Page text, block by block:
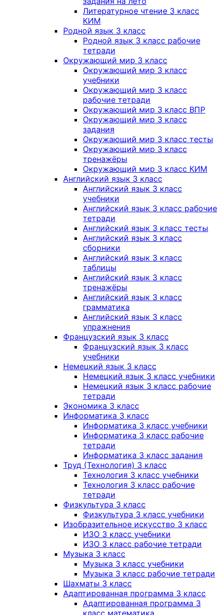
Литературное чтение 3 класс
КИМ
Родной язык 3 класс
Родной язык 3 класс рабочие
тетради
Окружающий мир 3 класс
Окружающий мир 3 класс
учебники
Окружающий мир 3 класс
рабочие тетради
Окружающий мир 3 класс ВПР
Окружающий мир 3 класс
задания
Окружающий мир 3 класс тесты
Окружающий мир 3 класс
тренажёры
Окружающий мир 3 класс КИМ
Английский язык 3 класс
Английский язык 3 класс
учебники
Английский язык 3 класс рабочие
тетради
Английский язык 3 класс тесты
Английский язык 3 класс
сборники
Английский язык 3 класс
таблицы
Английский язык 3 класс
тренажёры
Английский язык 3 класс
грамматика
Английский язык 3 класс
упражнения
Французский язык 3 класс
Французский язык 3 класс
учебники
Немецкий язык 3 класс
Немецкий язык 3 класс учебники
Немецкий язык 3 класс рабочие
тетради
Экономика 3 класс
Информатика 3 класс
Информатика 3 класс учебники
Информатика 3 класс рабочие
тетради
Информатика 3 класс задания
Труд (Технология) 3 класс
Технология 3 класс учебники
Технология 3 класс рабочие
тетради
Физкультура 3 класс
Физкультура 3 класс учебники
Изобразительное искусство 3 класс
ИЗО 3 класс учебники
ИЗО 3 класс рабочие тетради
Музыка 3 класс
Музыка 3 класс учебники
Музыка 3 класс рабочие тетради
Шахматы 3 класс
Адаптированная программа 3 класс
Адаптированная программа 3
класс математика